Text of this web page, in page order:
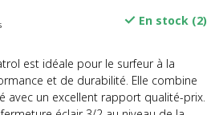
En stock (2)
est idéale pour le surfeur à la
et de durabilité. Elle combine
avec un excellent rapport qualité-prix.